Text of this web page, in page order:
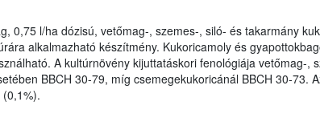
0,75 l/ha dózisú, vetőmag-, szemes-, siló- és takarmány
alkalmazható készítmény. Kukoricamoly és
A kultúrnövény kijuttatáskori fenológiája vetőmag-,
BBCH 30-79, míg csemegekukoricánál BBCH 30-73.